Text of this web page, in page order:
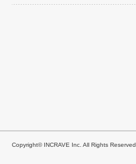
Copyright© INCRAVE Inc. All Rights Reserved.